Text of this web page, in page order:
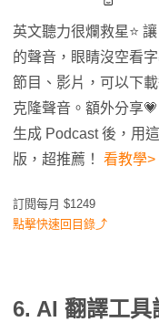
英文聽力很爛救星⭐️
的聲音，眼睛沒空看
節目、影片，可以下
克隆聲音。額外分享
生成 Podcast 後，用
版，超推薦！ 看教學>
訂閱每月 $1249
點擊快速回目錄⤴
6. AI 翻譯工